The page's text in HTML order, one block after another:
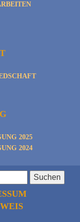
2025
2024